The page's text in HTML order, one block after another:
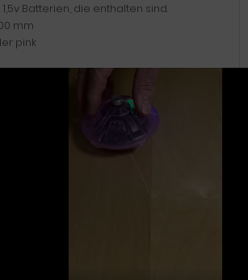
Batterien, die enthalten sind.
mm
pink